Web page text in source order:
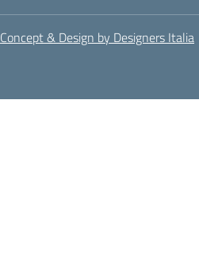
Concept & Design by Designers Italia